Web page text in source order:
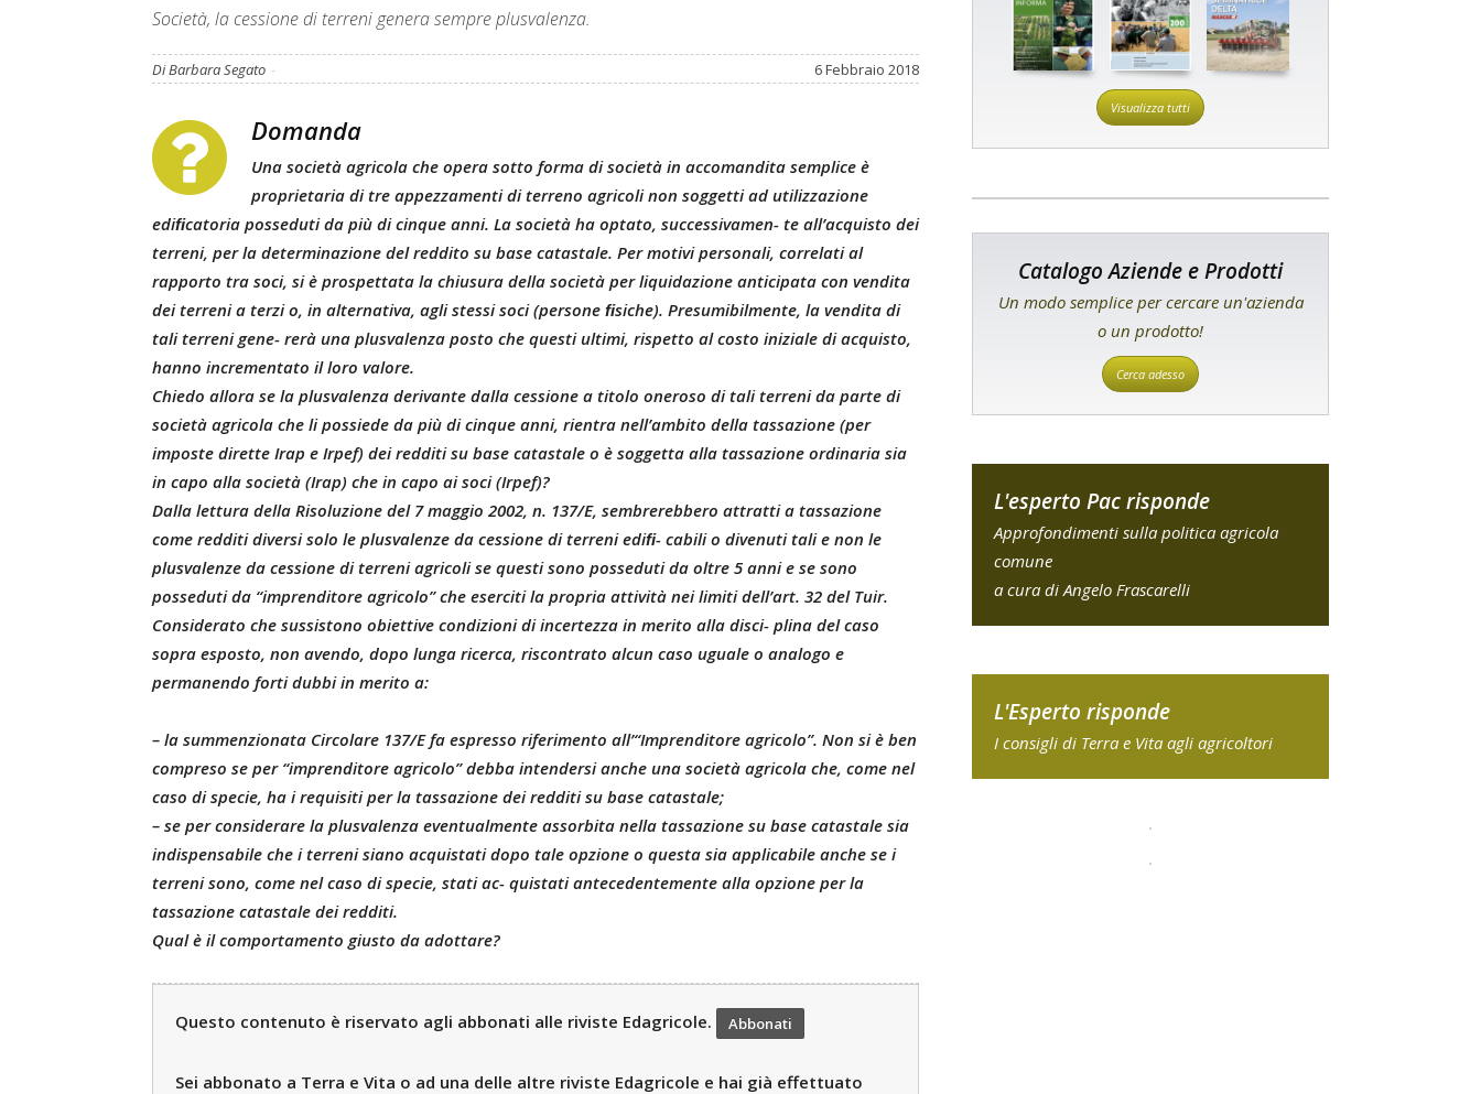
Società, la cessione di terreni genera sempre plusvalenza.
Di Barbara Segato - 6 Febbraio 2018
Domanda
Una società agricola che opera sotto forma di società in accomandita semplice è
proprietaria di tre appezzamenti di terreno agricoli non soggetti ad utilizzazione
ediﬁcatoria posseduti da più di cinque anni. La società ha optato, successivamen- te all’acquisto dei
terreni, per la determinazione del reddito su base catastale. Per motivi personali, correlati al
rapporto tra soci, si è prospettata la chiusura della società per liquidazione anticipata con vendita
dei terreni a terzi o, in alternativa, agli stessi soci (persone ﬁsiche). Presumibilmente, la vendita di
tali terreni gene- rerà una plusvalenza posto che questi ultimi, rispetto al costo iniziale di acquisto,
hanno incrementato il loro valore.
Chiedo allora se la plusvalenza derivante dalla cessione a titolo oneroso di tali terreni da parte di
società agricola che li possiede da più di cinque anni, rientra nell’ambito della tassazione (per
imposte dirette Irap e Irpef) dei redditi su base catastale o è soggetta alla tassazione ordinaria sia
in capo alla società (Irap) che in capo ai soci (Irpef)?
Dalla lettura della Risoluzione del 7 maggio 2002, n. 137/E, sembrerebbero attratti a tassazione
come redditi diversi solo le plusvalenze da cessione di terreni ediﬁ- cabili o divenuti tali e non le
plusvalenze da cessione di terreni agricoli se questi sono posseduti da oltre 5 anni e se sono
posseduti da “imprenditore agricolo” che eserciti la propria attività nei limiti dell’art. 32 del Tuir.
Considerato che sussistono obiettive condizioni di incertezza in merito alla disci- plina del caso
sopra esposto, non avendo, dopo lunga ricerca, riscontrato alcun caso uguale o analogo e
permanendo forti dubbi in merito a:
– la summenzionata Circolare 137/E fa espresso riferimento all’“Imprenditore agricolo”. Non si è ben
compreso se per “imprenditore agricolo” debba intendersi anche una società agricola che, come nel
caso di specie, ha i requisiti per la tassazione dei redditi su base catastale;
– se per considerare la plusvalenza eventualmente assorbita nella tassazione su base catastale sia
indispensabile che i terreni siano acquistati dopo tale opzione o questa sia applicabile anche se i
terreni sono, come nel caso di specie, stati ac- quistati antecedentemente alla opzione per la
tassazione catastale dei redditi.
Qual è il comportamento giusto da adottare?
Questo contenuto è riservato agli abbonati alle riviste Edagricole. Abbonati
Sei abbonato a Terra e Vita o ad una delle altre riviste Edagricole e hai già effettuato
Visualizza tutti
Catalogo Aziende e Prodotti
Un modo semplice per cercare un'azienda
o un prodotto!
Cerca adesso
L'esperto Pac risponde
Approfondimenti sulla politica agricola
comune
a cura di Angelo Frascarelli
L'Esperto risponde
I consigli di Terra e Vita agli agricoltori